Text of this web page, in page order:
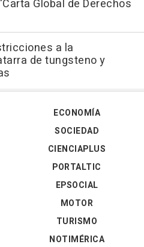
Global de Derechos
a la
de tungsteno y
ECONOMÍA
SOCIEDAD
CIENCIAPLUS
PORTALTIC
EPSOCIAL
MOTOR
TURISMO
NOTIMÉRICA